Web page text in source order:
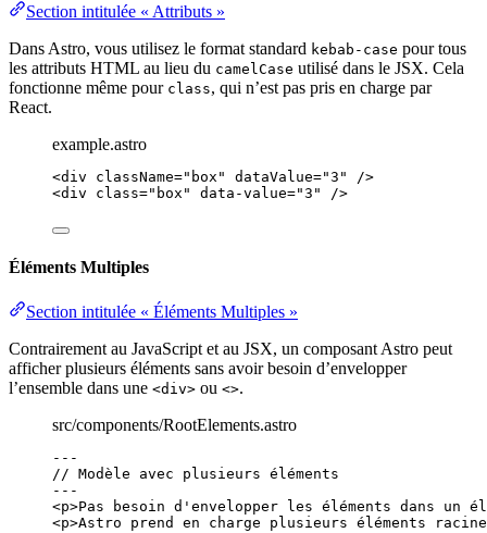
Section intitulée « Attributs »
Dans Astro, vous utilisez le format standard kebab-case pour tous
les attributs HTML au lieu du camelCase utilisé dans le JSX. Cela
fonctionne même pour class, qui n’est pas pris en charge par
React.
example.astro
<div className=" box " dataValue="3 "
/>
<div class=" box " data-value="3 " />
Éléments Multiples
Section intitulée « Éléments Multiples »
Contrairement au JavaScript et au JSX, un composant Astro peut
afficher plusieurs éléments sans avoir besoin d’envelopper
l’ensemble dans une <div> ou <>.
src/components/RootElements.astro
---
// Modèle avec plusieurs éléments
---
<p>Pas besoin d'envelopper les éléments dans un
<p>Astro prend en charge plusieurs éléments racine